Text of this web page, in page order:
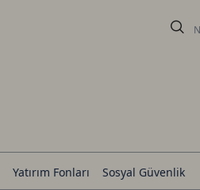
Yatırım Fonları Sosyal Güvenlik